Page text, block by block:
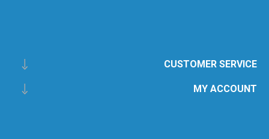
CUSTOMER SERVICE
MY ACCOUNT